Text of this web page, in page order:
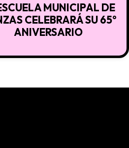
MUNICIPAL DE
CELEBRARÁ SU 65°
ANIVERSARIO